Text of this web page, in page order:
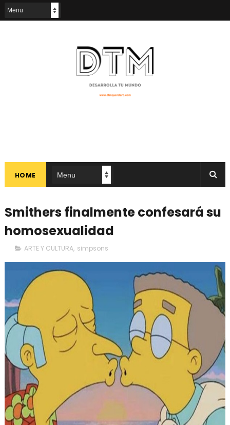
HOME
Smithers finalmente confesará su
homosexualidad
ARTE Y CULTURA, simpsons